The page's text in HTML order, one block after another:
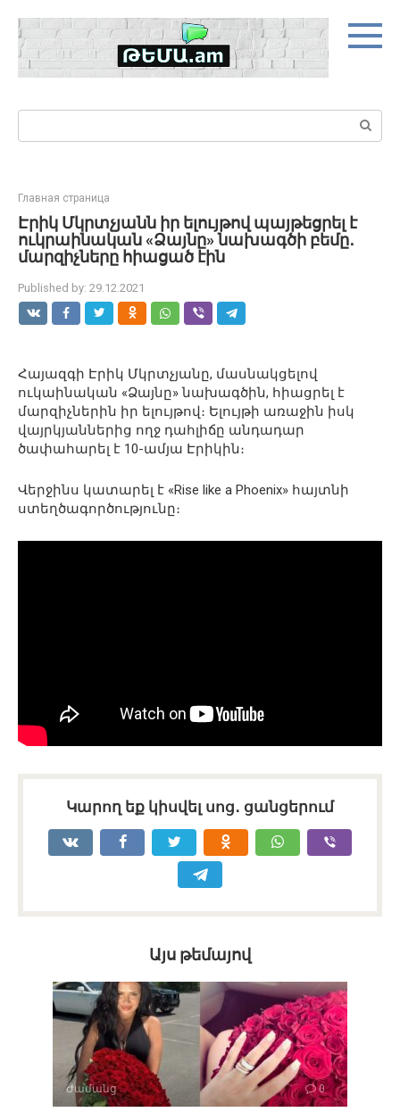
content
Search:
Главная страница
Էրիկ Մկրտչյանն իր ելույթով պայթեցրել է
ուկրաինական «Ձայնը» նախագծի բեմը․
մարզիչները հիացած էին
Published by: 29.12.2021
Հայազգի Էրիկ Մկրտչյանը, մասնակցելով
ուկաինական «Ձայնը» նախագծին, հիացրել է
մարզիչներին իր ելույթով։ Ելույթի առաջին իսկ
վայրկյաններից ողջ դահլիճը անդադար
ծափահարել է 10-ամյա Էրիկին։
Վերջինս կատարել է «Rise like a Phoenix» հայտնի
ստեղծագործությունը։
Կարող եք կիսվել սոց․ ցանցերում
Այս թեմայով
Ժամանց 0